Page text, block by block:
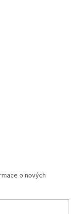
o nových